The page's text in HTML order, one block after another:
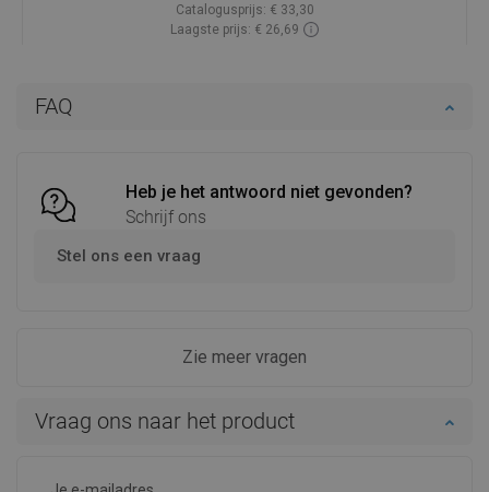
FAQ
Heb je het antwoord niet gevonden?
Schrijf ons
Stel ons een vraag
Zie meer vragen
Vraag ons naar het product
Catalogusprijs: € 33,30
Laagste prijs: € 26,69